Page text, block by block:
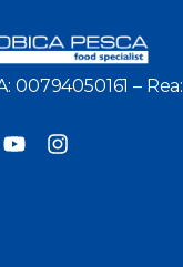
00794050161 – Rea: